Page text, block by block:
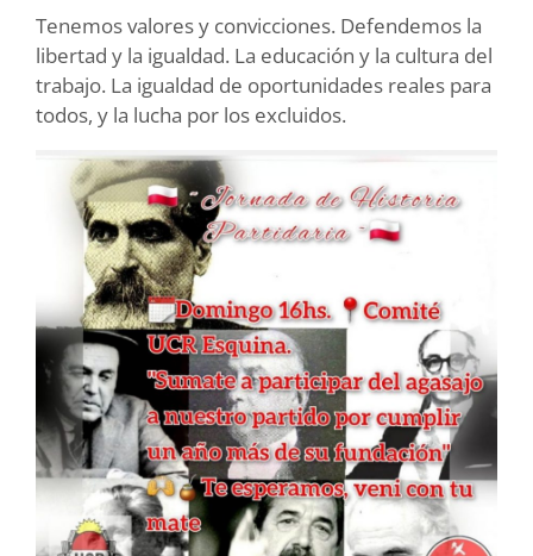
Tenemos valores y convicciones. Defendemos la
libertad y la igualdad. La educación y la cultura del
trabajo. La igualdad de oportunidades reales para
todos, y la lucha por los excluidos.